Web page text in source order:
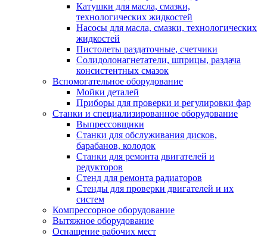
Катушки для масла, смазки,
технологических жидкостей
Насосы для масла, смазки, технологических
жидкостей
Пистолеты раздаточные, счетчики
Солидолонагнетатели, шприцы, раздача
консистентных смазок
Вспомогательное оборудование
Мойки деталей
Приборы для проверки и регулировки фар
Станки и специализированное оборудование
Выпрессовщики
Станки для обслуживания дисков,
барабанов, колодок
Станки для ремонта двигателей и
редукторов
Стенд для ремонта радиаторов
Стенды для проверки двигателей и их
систем
Компрессорное оборудование
Вытяжное оборудование
Оснащение рабочих мест